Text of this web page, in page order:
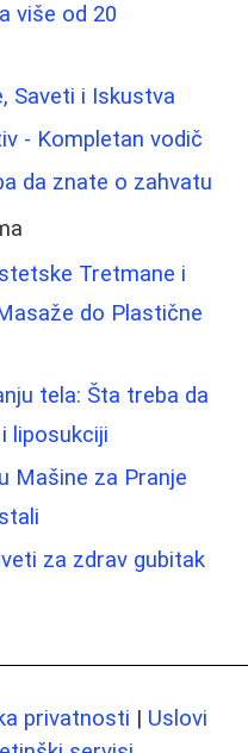
više od 20
Saveti i Iskustva
- Kompletan vodič
da znate o zahvatu
Tretmane i
do Plastične
tela: Šta treba da
liposukciji
Mašine za Pranje
za zdrav gubitak
privatnosti | Uslovi